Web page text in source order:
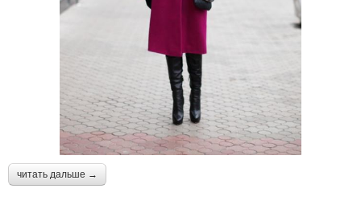
читать дальше →